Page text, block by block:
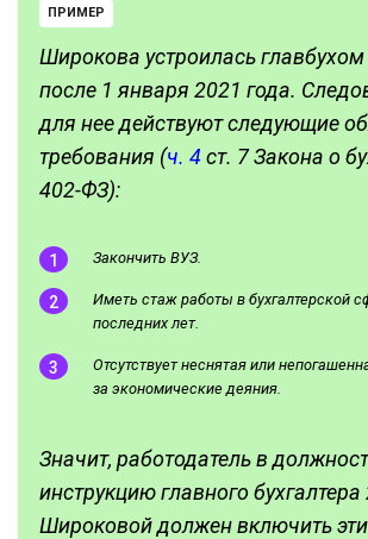
ПРИМЕР
Широкова устроилась
после 1 января 2021 года.
для нее действуют следующие
требования (ч. 4ст. 7 Закона о
402-ФЗ):
Закончить ВУЗ.
Иметь стаж работы в бухгалтерской
последних лет.
Отсутствует неснятая или
за экономические деяния.
Значит, работодатель в
инструкцию главного бухгалтера
Широковой должен включить